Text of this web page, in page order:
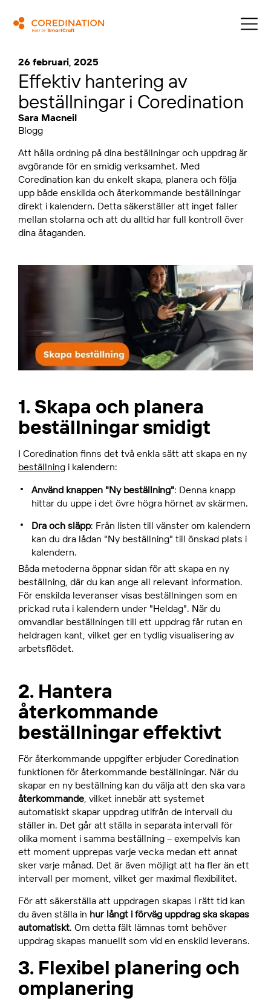
26 februari, 2025
Effektiv hantering av
beställningar i Coredination
Sara Macneil
Blogg
Att hålla ordning på dina beställningar och uppdrag är
avgörande för en smidig verksamhet. Med
Coredination kan du enkelt skapa, planera och följa
upp både enskilda och återkommande beställningar
direkt i kalendern. Detta säkerställer att inget faller
mellan stolarna och att du alltid har full kontroll över
dina åtaganden.
1. Skapa och planera
beställningar smidigt
I Coredination finns det två enkla sätt att skapa en ny
beställning i kalendern:
Använd knappen "Ny beställning": Denna knapp
hittar du uppe i det övre högra hörnet av skärmen.
Dra och släpp: Från listen till vänster om kalendern
kan du dra lådan "Ny beställning" till önskad plats i
kalendern.
Båda metoderna öppnar sidan för att skapa en ny
beställning, där du kan ange all relevant information.
För enskilda leveranser visas beställningen som en
prickad ruta i kalendern under "Heldag". När du
omvandlar beställningen till ett uppdrag får rutan en
heldragen kant, vilket ger en tydlig visualisering av
arbetsflödet.
2. Hantera
återkommande
beställningar effektivt
För återkommande uppgifter erbjuder Coredination
funktionen för återkommande beställningar. När du
skapar en ny beställning kan du välja att den ska vara
återkommande , vilket innebär att systemet
automatiskt skapar uppdrag utifrån de intervall du
ställer in. Det går att ställa in separata intervall för
olika moment i samma beställning – exempelvis kan
ett moment upprepas varje vecka medan ett annat
sker varje månad. Det är även möjligt att ha fler än ett
intervall per moment, vilket ger maximal flexibilitet.
För att säkerställa att uppdragen skapas i rätt tid kan
du även ställa in hur långt i förväg uppdrag ska skapas
automatiskt. Om detta fält lämnas tomt behöver
uppdrag skapas manuellt som vid en enskild leverans.
3. Flexibel planering och
omplanering